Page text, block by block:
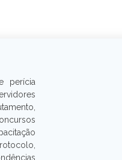
perícia